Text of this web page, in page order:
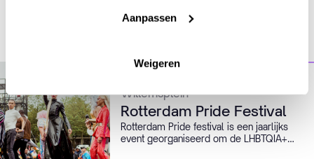
Aanpassen
Weigeren
Ook leuk
za 26 sep
Willemsplein
Rotterdam Pride Festival
Rotterdam Pride festival is een jaarlijks
event georganiseerd om de LHBTQIA+